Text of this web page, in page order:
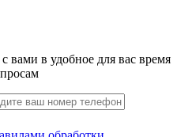
вами в удобное для вас время